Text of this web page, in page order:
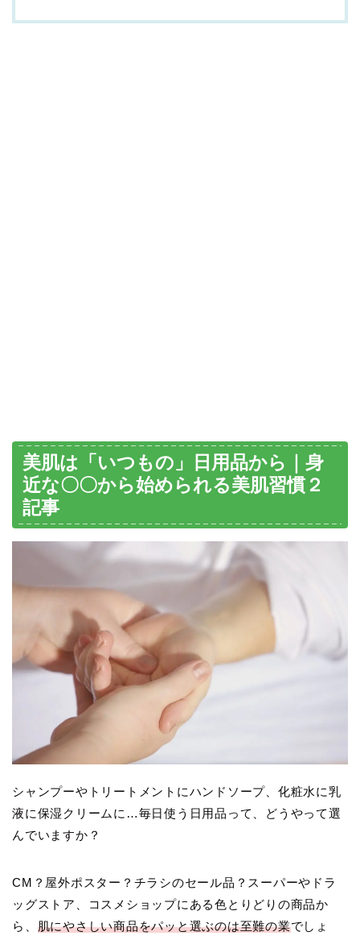
美肌は「いつもの」日用品から｜身
近な〇〇から始められる美肌習慣２
記事
シャンプーやトリートメントにハンドソープ、化粧水に乳
液に保湿クリームに…毎日使う日用品って、どうやって選
んでいますか？
CM？屋外ポスター？チラシのセール品？スーパーやドラ
ッグストア、コスメショップにある色とりどりの商品か
ら、 肌にやさしい商品をパッと選ぶのは至難の業でしょ